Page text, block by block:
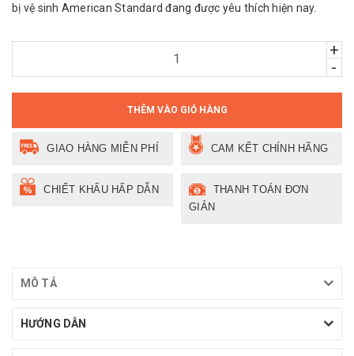
bị vệ sinh American Standard đang được yêu thích hiện nay.
+
-
THÊM VÀO GIỎ HÀNG
GIAO HÀNG MIỄN PHÍ CAM KẾT CHÍNH HÃNG
CHIẾT KHẤU HẤP DẪN
THANH TOÁN ĐƠN
GIẢN
MÔ TẢ
HƯỚNG DẪN